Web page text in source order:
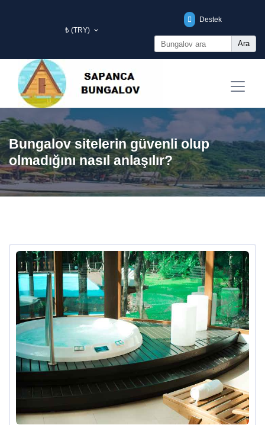
₺ (TRY)
Destek
Ara
Bungalov sitelerin güvenli olup
olmadığını nasıl anlaşılır?